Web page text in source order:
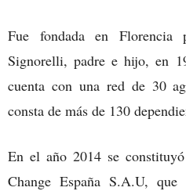
Fue fondada en Florencia
Signorelli, padre e hijo, en
cuenta con una red de 30
consta de más de 130
En el año 2014 se
Change España S.A.U,